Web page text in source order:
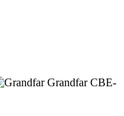
Grandfar CBE-